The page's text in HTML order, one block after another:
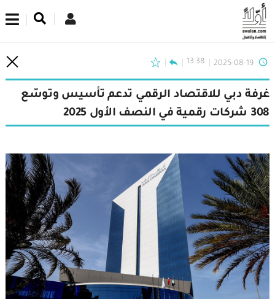
2025-08-19
13:38
غرفة دبي للاقتصاد الرقمي تدعم تأسيس وتوسّع
308 شركات رقمية في النصف الأول 2025
اشترك في نشرتنا الإخبارية